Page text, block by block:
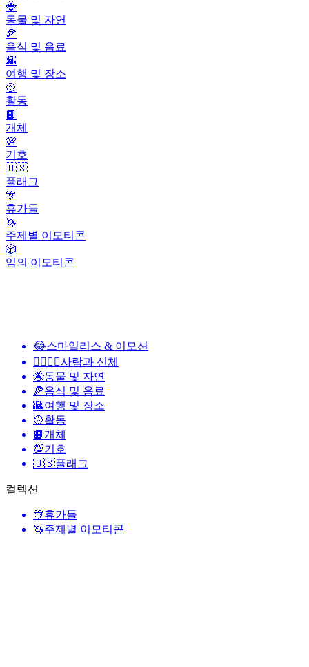
🐝
동물 및 자연
🍕
음식 및 음료
🌇
여행 및 장소
🥎
활동
📙
개체
💯
기호
🇺🇸
플래그
🎊
휴가들
🦄
주제별 이모티콘
🎲
임의 이모티콘
😂스마일리스 & 이모션
👩‍❤️‍💋‍👨사람과 신체
🐝동물 및 자연
🍕음식 및 음료
🌇여행 및 장소
🥎활동
📙개체
💯기호
🇺🇸플래그
컬렉션
🎊휴가들
🦄주제별 이모티콘